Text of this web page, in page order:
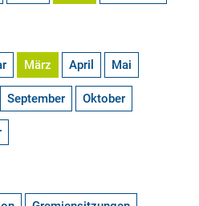
März April Mai
September Oktober